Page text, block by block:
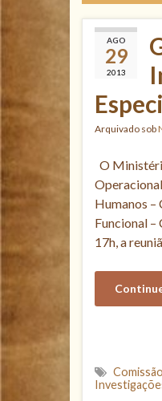
AGO
29
2013
Arquivado sob
O
Humanos –
Funcional –
17h, a